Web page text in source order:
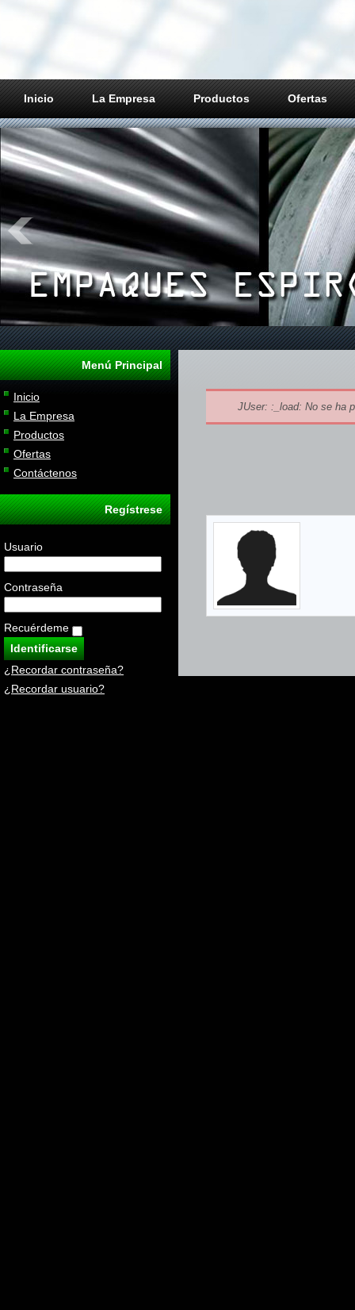
Inicio La Empresa Productos Ofertas
Menú Principal
Inicio
La Empresa
Productos
Ofertas
Contáctenos
Regístrese
Usuario
Contraseña
Recuérdeme
¿Recordar contraseña?
¿Recordar usuario?
JUser: :_load: No se ha